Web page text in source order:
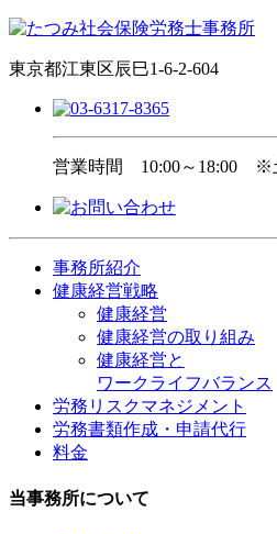
東京都江東区辰巳1-6-2-604
営業時間 10:00～18:00 ※
事務所紹介
健康経営戦略
健康経営
健康経営の取り組み
健康経営と
ワークライフバランス
労務リスクマネジメント
労務書類作成・申請代行
料金
当事務所について